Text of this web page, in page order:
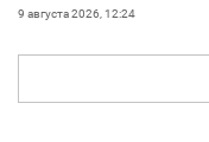
9 августа 2026, 12:24